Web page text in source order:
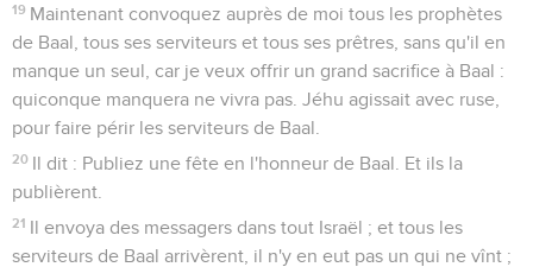
19 Maintenant convoquez auprès de moi tous les prophètes
de Baal, tous ses serviteurs et tous ses prêtres, sans qu'il en
manque un seul, car je veux offrir un grand sacrifice à Baal :
quiconque manquera ne vivra pas. Jéhu agissait avec ruse,
pour faire périr les serviteurs de Baal.
20 Il dit : Publiez une fête en l'honneur de Baal. Et ils la
publièrent.
21 Il envoya des messagers dans tout Israël ; et tous les
serviteurs de Baal arrivèrent, il n'y en eut pas un qui ne vînt ;